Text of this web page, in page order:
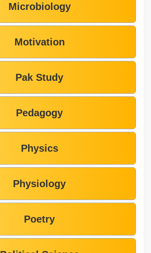
Microbiology
Motivation
Pak Study
Pedagogy
Physics
Physiology
Poetry